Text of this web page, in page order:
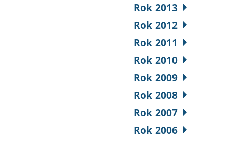
Rok 2013
Rok 2012
Rok 2011
Rok 2010
Rok 2009
Rok 2008
Rok 2007
Rok 2006